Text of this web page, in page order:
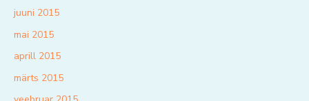
juuni 2015
mai 2015
aprill 2015
märts 2015